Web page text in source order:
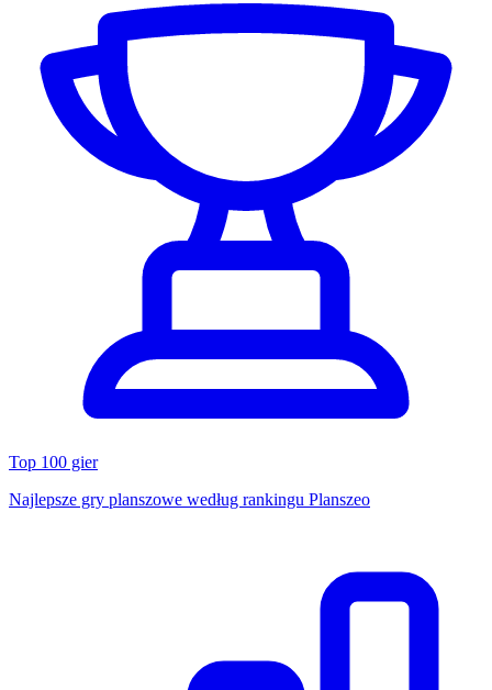
Top 100 gier
Najlepsze gry planszowe według rankingu Planszeo